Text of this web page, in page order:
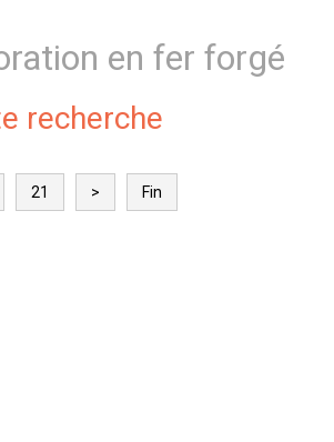
en fer forgé
recherche
21 > Fin